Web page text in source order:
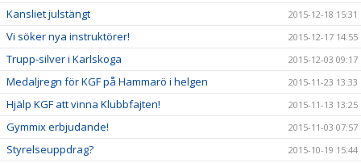
Kansliet julstängt 2015-12-18 15:31
Vi söker nya instruktörer! 2015-12-17 14:55
Trupp-silver i Karlskoga 2015-12-03 09:17
Medaljregn för KGF på Hammarö i helgen 2015-11-23 13:33
Hjälp KGF att vinna Klubbfajten! 2015-11-13 13:25
Gymmix erbjudande! 2015-11-03 07:57
Styrelseuppdrag? 2015-10-19 15:44